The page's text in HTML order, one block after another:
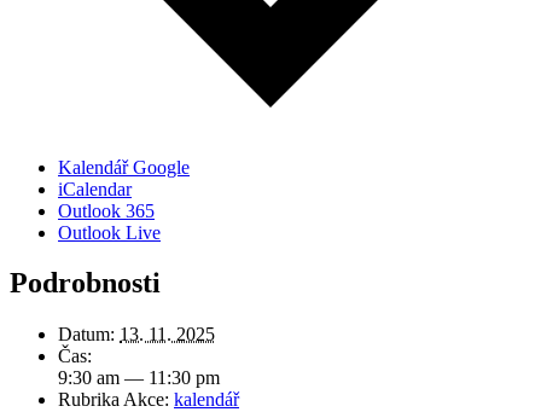
Kalendář Google
iCalendar
Outlook 365
Outlook Live
Podrobnosti
Datum: 13. 11. 2025
Čas:
9:30 am — 11:30 pm
Rubrika Akce: kalendář